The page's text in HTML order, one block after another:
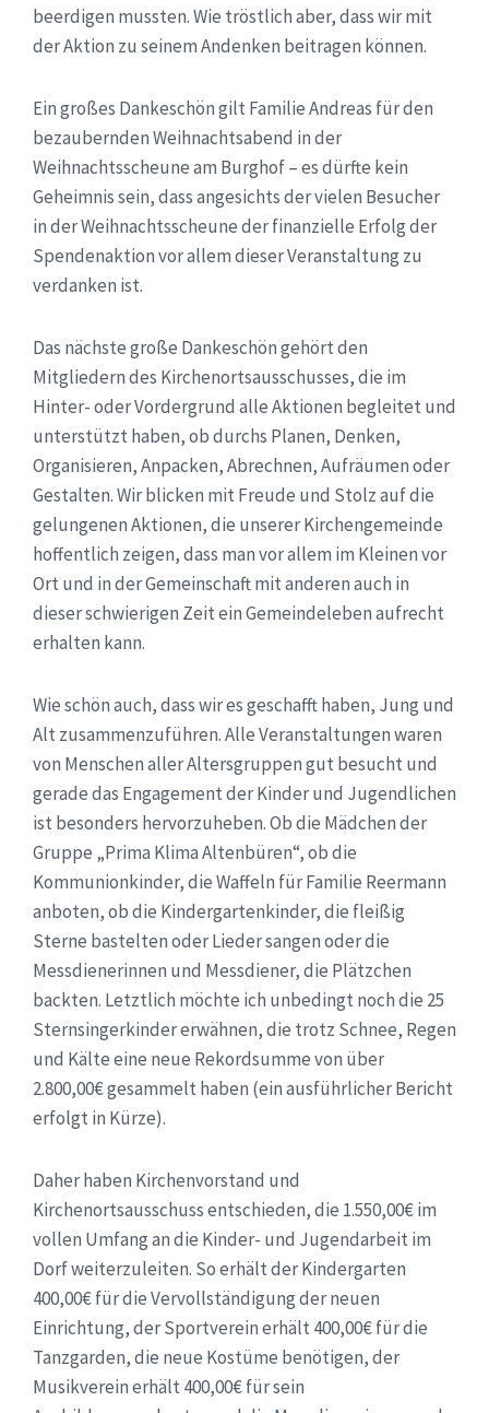
beerdigen mussten. Wie tröstlich aber, dass wir mit
der Aktion zu seinem Andenken beitragen können.
Ein großes Dankeschön gilt Familie Andreas für den
bezaubernden Weihnachtsabend in der
Weihnachtsscheune am Burghof – es dürfte kein
Geheimnis sein, dass angesichts der vielen Besucher
in der Weihnachtsscheune der finanzielle Erfolg der
Spendenaktion vor allem dieser Veranstaltung zu
verdanken ist.
Das nächste große Dankeschön gehört den
Mitgliedern des Kirchenortsausschusses, die im
Hinter- oder Vordergrund alle Aktionen begleitet und
unterstützt haben, ob durchs Planen, Denken,
Organisieren, Anpacken, Abrechnen, Aufräumen oder
Gestalten. Wir blicken mit Freude und Stolz auf die
gelungenen Aktionen, die unserer Kirchengemeinde
hoffentlich zeigen, dass man vor allem im Kleinen vor
Ort und in der Gemeinschaft mit anderen auch in
dieser schwierigen Zeit ein Gemeindeleben aufrecht
erhalten kann.
Wie schön auch, dass wir es geschafft haben, Jung und
Alt zusammenzuführen. Alle Veranstaltungen waren
von Menschen aller Altersgruppen gut besucht und
gerade das Engagement der Kinder und Jugendlichen
ist besonders hervorzuheben. Ob die Mädchen der
Gruppe „Prima Klima Altenbüren“, ob die
Kommunionkinder, die Waffeln für Familie Reermann
anboten, ob die Kindergartenkinder, die fleißig
Sterne bastelten oder Lieder sangen oder die
Messdienerinnen und Messdiener, die Plätzchen
backten. Letztlich möchte ich unbedingt noch die 25
Sternsingerkinder erwähnen, die trotz Schnee, Regen
und Kälte eine neue Rekordsumme von über
2.800,00€ gesammelt haben (ein ausführlicher Bericht
erfolgt in Kürze).
Daher haben Kirchenvorstand und
Kirchenortsausschuss entschieden, die 1.550,00€ im
vollen Umfang an die Kinder- und Jugendarbeit im
Dorf weiterzuleiten. So erhält der Kindergarten
400,00€ für die Vervollständigung der neuen
Einrichtung, der Sportverein erhält 400,00€ für die
Tanzgarden, die neue Kostüme benötigen, der
Musikverein erhält 400,00€ für sein